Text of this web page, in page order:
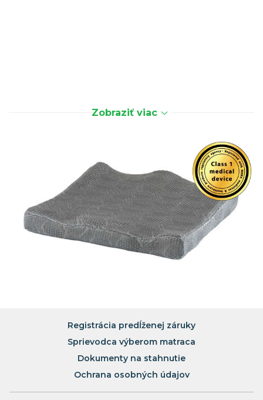
Zobraziť viac
Registrácia predĺženej záruky
Sprievodca výberom matraca
Dokumenty na stahnutie
Ochrana osobných údajov